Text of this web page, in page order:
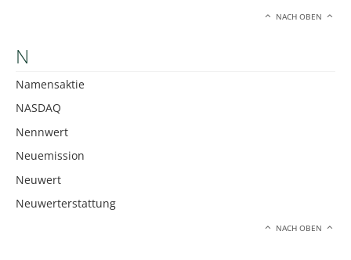
NACH OBEN
N
Namensaktie
NASDAQ
Nennwert
Neuemission
Neuwert
Neuwerterstattung
NACH OBEN